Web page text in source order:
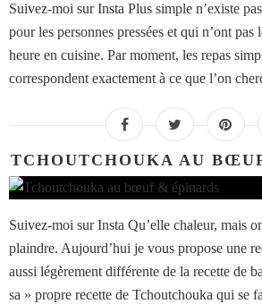
Suivez-moi sur Insta Plus simple n’existe
pour les personnes pressées et qui n’ont pas
heure en cuisine. Par moment, les repas
correspondent exactement à ce que l’on
TCHOUTCHOUKA AU
Suivez-moi sur Insta Qu’elle chaleur, mais
plaindre. Aujourd’hui je vous propose une
aussi légèrement différente de la recette de
sa » propre recette de Tchoutchouka qui se